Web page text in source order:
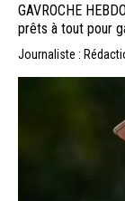
GAVROCHE
prêts à tout pour
Journaliste :